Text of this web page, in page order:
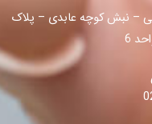
– نبش کوچه عابدی – پلاک